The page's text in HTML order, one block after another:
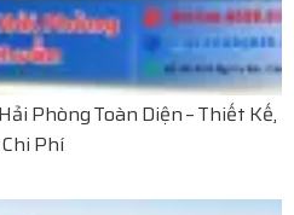
Phòng Toàn Diện – Thiết Kế,
Phí